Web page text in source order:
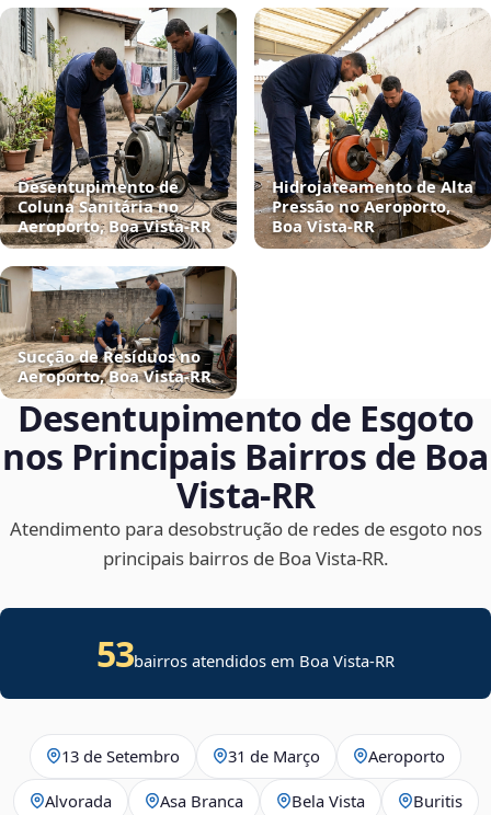
Desentupimento de
Coluna Sanitária no
Aeroporto, Boa Vista‑RR
Hidrojateamento de Alta
Pressão no Aeroporto,
Boa Vista‑RR
Sucção de Resíduos no
Aeroporto, Boa Vista‑RR
Desentupimento de Esgoto
nos Principais Bairros de Boa
Vista‑RR
Atendimento para desobstrução de redes de esgoto nos
principais bairros de Boa Vista‑RR.
53bairros atendidos em Boa Vista-RR
13 de Setembro 31 de Março Aeroporto
Alvorada Asa Branca Bela Vista Buritis